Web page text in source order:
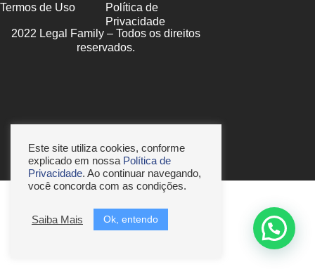
Termos de Uso
Política de
Privacidade
2022 Legal Family – Todos os direitos
reservados.
Este site utiliza cookies, conforme
explicado em nossa Política de
Privacidade. Ao continuar navegando,
você concorda com as condições.
Saiba Mais Ok, entendo